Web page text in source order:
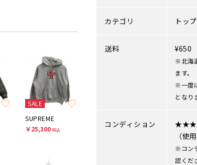
SALE
SUPREME
￥25,300 税込
カテゴリ トッ
送料 ¥650
※北海
ます。
※一度
となり
コンディション
（使
※コン
認くだ